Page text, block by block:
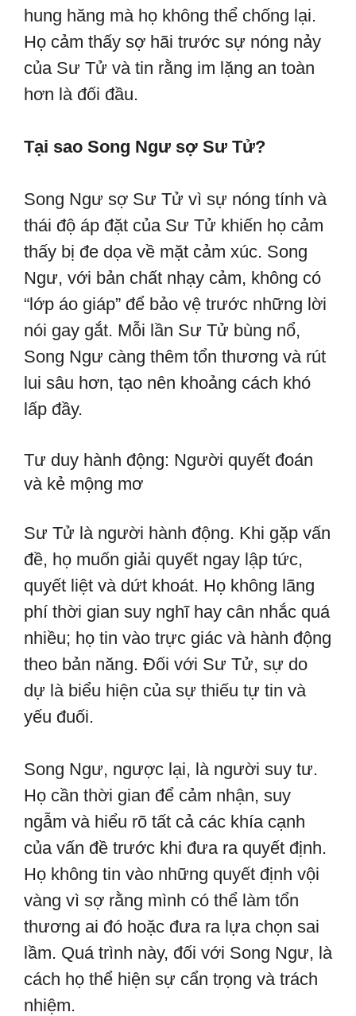
hung hăng mà họ không thể chống lại.
Họ cảm thấy sợ hãi trước sự nóng nảy
của Sư Tử và tin rằng im lặng an toàn
hơn là đối đầu.
Tại sao Song Ngư sợ Sư Tử?
Song Ngư sợ Sư Tử vì sự nóng tính và
thái độ áp đặt của Sư Tử khiến họ cảm
thấy bị đe dọa về mặt cảm xúc. Song
Ngư, với bản chất nhạy cảm, không có
“lớp áo giáp” để bảo vệ trước những lời
nói gay gắt. Mỗi lần Sư Tử bùng nổ,
Song Ngư càng thêm tổn thương và rút
lui sâu hơn, tạo nên khoảng cách khó
lấp đầy.
Tư duy hành động: Người quyết đoán
và kẻ mộng mơ
Sư Tử là người hành động. Khi gặp vấn
đề, họ muốn giải quyết ngay lập tức,
quyết liệt và dứt khoát. Họ không lãng
phí thời gian suy nghĩ hay cân nhắc quá
nhiều; họ tin vào trực giác và hành động
theo bản năng. Đối với Sư Tử, sự do
dự là biểu hiện của sự thiếu tự tin và
yếu đuối.
Song Ngư, ngược lại, là người suy tư.
Họ cần thời gian để cảm nhận, suy
ngẫm và hiểu rõ tất cả các khía cạnh
của vấn đề trước khi đưa ra quyết định.
Họ không tin vào những quyết định vội
vàng vì sợ rằng mình có thể làm tổn
thương ai đó hoặc đưa ra lựa chọn sai
lầm. Quá trình này, đối với Song Ngư, là
cách họ thể hiện sự cẩn trọng và trách
nhiệm.